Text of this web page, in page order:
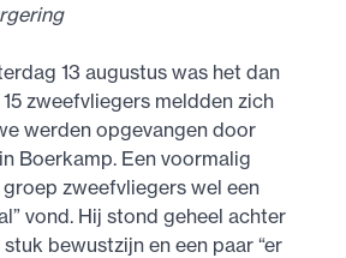
13 augustus was het dan
zweefvliegers meldden zich
werden opgevangen door
Boerkamp. Een voormalig
zweefvliegers wel een
vond. Hij stond geheel achter
bewustzijn en een paar “er